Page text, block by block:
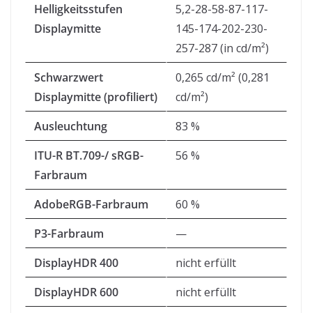
Helligkeitsstufen
Displaymitte
5,2-28-58-87-117-
145-174-202-230-
257-287 (in cd/m²)
Schwarzwert
Displaymitte (profiliert)
0,265 cd/m² (0,281
cd/m²)
Ausleuchtung
83 %
ITU-R BT.709-/ sRGB-
Farbraum
56 %
AdobeRGB-Farbraum
60 %
P3-Farbraum
—
DisplayHDR 400
nicht erfüllt
DisplayHDR 600
nicht erfüllt